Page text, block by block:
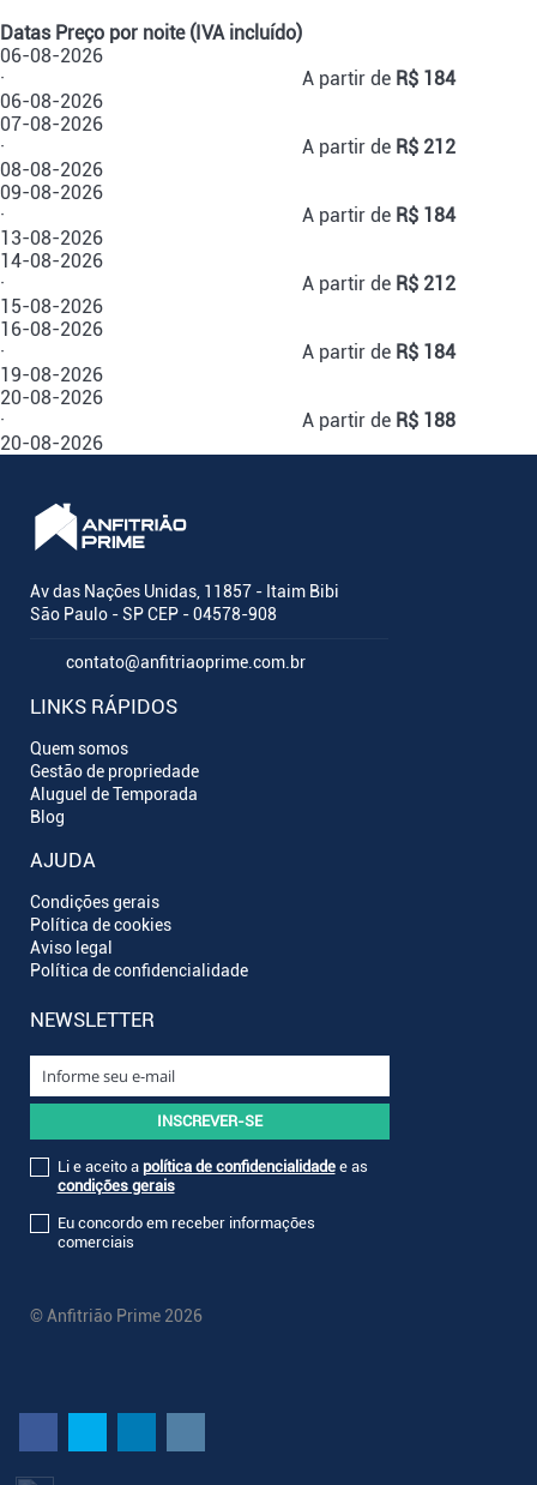
Datas Preço por noite (IVA incluído)
06-08-2026
·
06-08-2026
A partir de R$ 184
07-08-2026
·
08-08-2026
A partir de R$ 212
09-08-2026
·
13-08-2026
A partir de R$ 184
14-08-2026
·
15-08-2026
A partir de R$ 212
16-08-2026
·
19-08-2026
A partir de R$ 184
20-08-2026
·
20-08-2026
A partir de R$ 188
Av das Nações Unidas, 11857 - Itaim Bibi
São Paulo - SP CEP - 04578-908
contato@anfitriaoprime.com.br
LINKS RÁPIDOS
Quem somos
Gestão de propriedade
Aluguel de Temporada
Blog
AJUDA
Condições gerais
Política de cookies
Aviso legal
Política de confidencialidade
NEWSLETTER
Li e aceito a política de confidencialidadee as
condições gerais
Eu concordo em receber informações
comerciais
© Anfitrião Prime 2026